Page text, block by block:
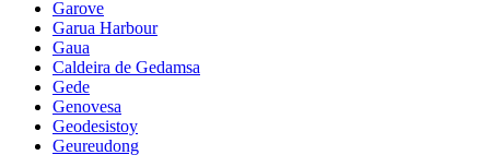
Garove
Garua Harbour
Gaua
Caldeira de Gedamsa
Gede
Genovesa
Geodesistoy
Geureudong